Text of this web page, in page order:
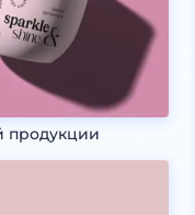
продукции